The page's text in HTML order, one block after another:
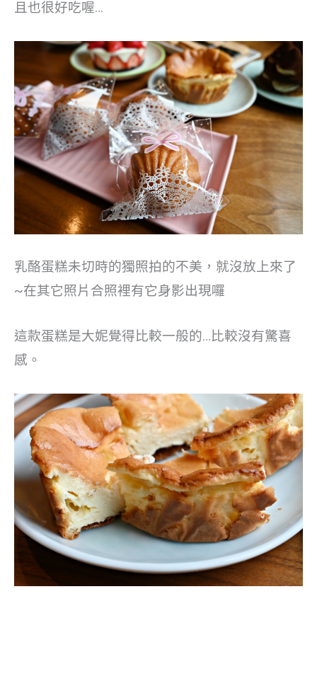
且也很好吃喔…
乳酪蛋糕未切時的獨照拍的不美，就沒放上來了
~在其它照片合照裡有它身影出現囉
這款蛋糕是大妮覺得比較一般的…比較沒有驚喜
感。